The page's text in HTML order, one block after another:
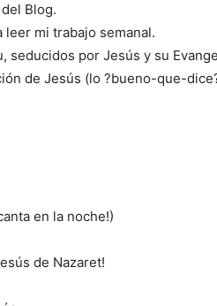
Blog.
mi trabajo semanal.
seducidos por Jesús y su
de Jesús (lo ?bueno-que-
en la noche!)
de Nazaret!